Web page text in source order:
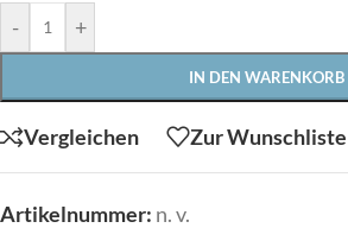
- +
IN DEN WARENKORB
Vergleichen Zur
Artikelnummer: n. v.